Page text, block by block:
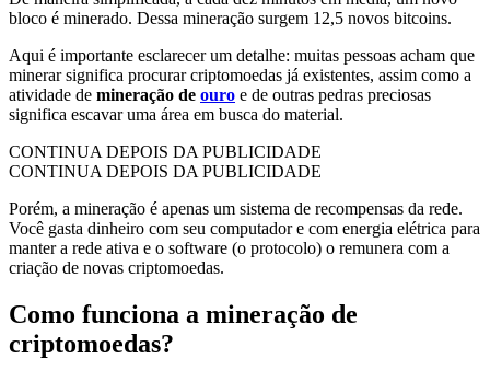
bloco é minerado. Dessa mineração surgem 12,5 novos bitcoins.
Aqui é importante esclarecer um detalhe: muitas pessoas acham que
minerar significa procurar criptomoedas já existentes, assim como a
atividade de mineração de ouro e de outras pedras preciosas
significa escavar uma área em busca do material.
CONTINUA DEPOIS DA PUBLICIDADE
CONTINUA DEPOIS DA PUBLICIDADE
Porém, a mineração é apenas um sistema de recompensas da rede.
Você gasta dinheiro com seu computador e com energia elétrica para
manter a rede ativa e o software (o protocolo) o remunera com a
criação de novas criptomoedas.
Como funciona a mineração de
criptomoedas?